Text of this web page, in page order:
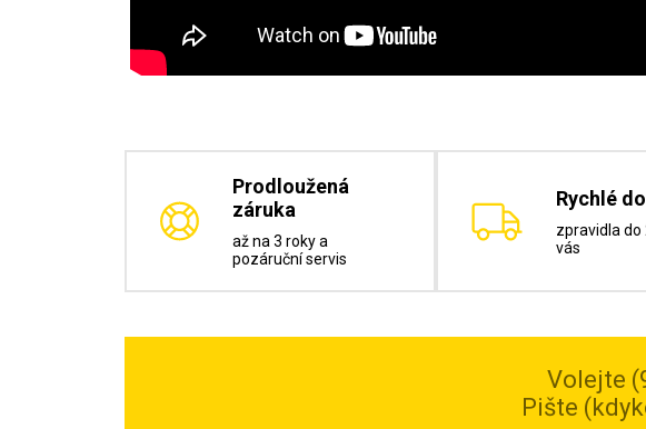
Prodloužená
záruka
až na 3 roky a
pozáruční servis
Rychlé
zpravidla do
vás
Volejte
Pište